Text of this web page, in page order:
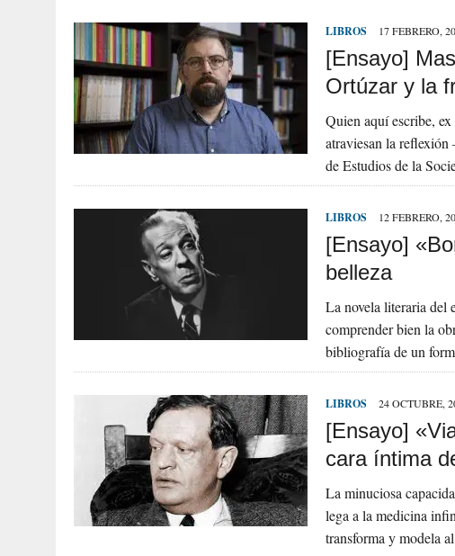
LIBROS 17 FEBRERO,
[Ensayo]
Ortúzar y la
Quien aquí escribe,
atraviesan la
de Estudios de la
LIBROS 12 FEBRERO,
[Ensayo]
belleza
La novela literaria del
comprender bien la
bibliografía de un
LIBROS 24 OCTUBRE,
[Ensayo]
cara íntima
La minuciosa
lega a la medicina
transforma y modela